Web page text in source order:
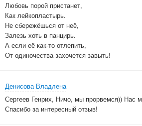
Your life - твоя жизнь
Любовь порой пристанет,
Как лейкопластырь.
Не сбережёшься от неё,
Залезь хоть в панцирь.
А если её как-то отлепить,
От одиночества захочется завыть!
Денисова Владлена
Сергеев Генрих, Ничо, мы прорвемся)) Нас
Спасибо за интересный отзыв!